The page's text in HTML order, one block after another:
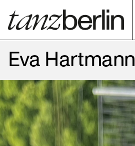
Eva Hartmann